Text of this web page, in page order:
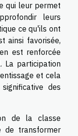
qui leur permet
leurs
ce qu'ils ont
ainsi favorisée,
est renforcée
La participation
et cela
des
de la classe
de transformer